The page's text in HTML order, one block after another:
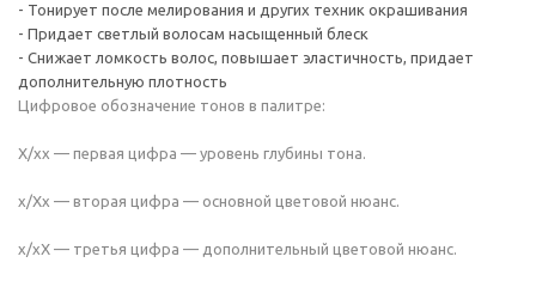
- Тонирует после мелирования и других техник окрашивания
- Придает светлый волосам насыщенный блеск
- Снижает ломкость волос, повышает эластичность, придает
дополнительную плотность
Цифровое обозначение тонов в палитре:
Х/хх — первая цифра — уровень глубины тона.
х/Хх — вторая цифра — основной цветовой нюанс.
х/хХ — третья цифра — дополнительный цветовой нюанс.